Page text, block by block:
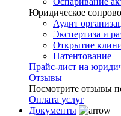
Юридическое
Аудит
Экспертиза и
Открытие
Патентование
Прайс-лист на
Отзывы
Посмотрите отзывы
Оплата услуг
Документы